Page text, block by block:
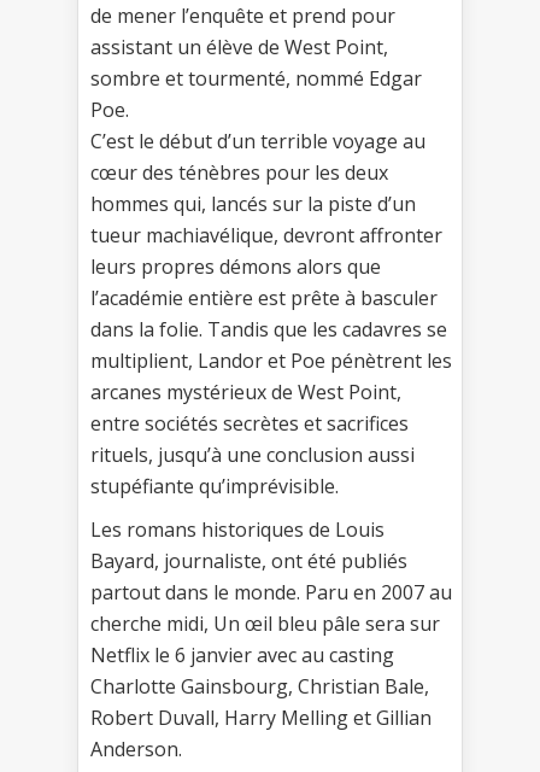
de mener l’enquête et prend pour
assistant un élève de West Point,
sombre et tourmenté, nommé Edgar
Poe.
C’est le début d’un terrible voyage au
cœur des ténèbres pour les deux
hommes qui, lancés sur la piste d’un
tueur machiavélique, devront affronter
leurs propres démons alors que
l’académie entière est prête à basculer
dans la folie. Tandis que les cadavres se
multiplient, Landor et Poe pénètrent les
arcanes mystérieux de West Point,
entre sociétés secrètes et sacrifices
rituels, jusqu’à une conclusion aussi
stupéfiante qu’imprévisible.
Les romans historiques de Louis
Bayard, journaliste, ont été publiés
partout dans le monde. Paru en 2007 au
cherche midi, Un œil bleu pâle sera sur
Netflix le 6 janvier avec au casting
Charlotte Gainsbourg, Christian Bale,
Robert Duvall, Harry Melling et Gillian
Anderson.